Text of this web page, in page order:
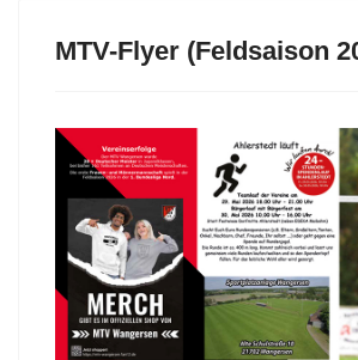
MTV-Flyer (Feldsaison